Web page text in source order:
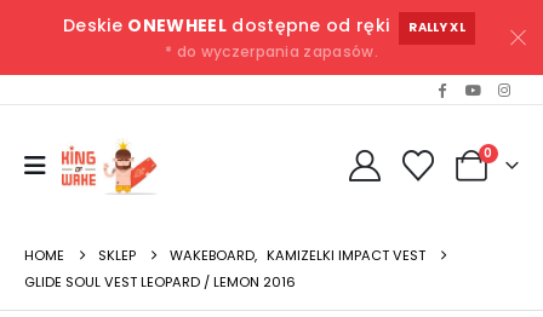
Deskie ONEWHEELdostępne od ręki RALLY XL
* do wyczerpania zapasów.
0
HOME SKLEP WAKEBOARD, KAMIZELKI IMPACT VEST
GLIDE SOUL VEST LEOPARD / LEMON 2016